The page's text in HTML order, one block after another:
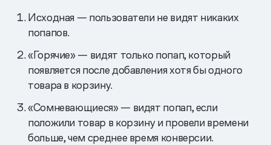
Исходная — пользователи не видят никаких
попапов.
«Горячие» — видят только попап, который
появляется после добавления хотя бы одного
товара в корзину.
«Сомневающиеся» — видят попап, если
положили товар в корзину и провели времени
больше, чем среднее время конверсии.